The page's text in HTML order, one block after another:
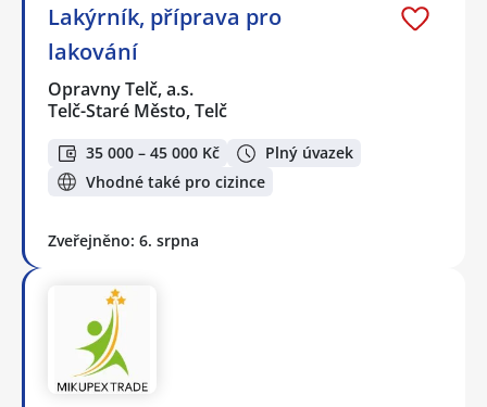
Lakýrník, příprava pro
lakování
Opravny Telč, a.s.
Telč-Staré Město, Telč
35 000 – 45 000 Kč
Plný úvazek
Vhodné také pro cizince
Zveřejněno: 6. srpna